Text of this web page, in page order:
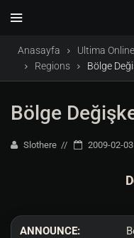
Anasayfa Ultima Online
Regions
Bölge
Bölge
Slothere 2009-02-
ANNOUNCE: